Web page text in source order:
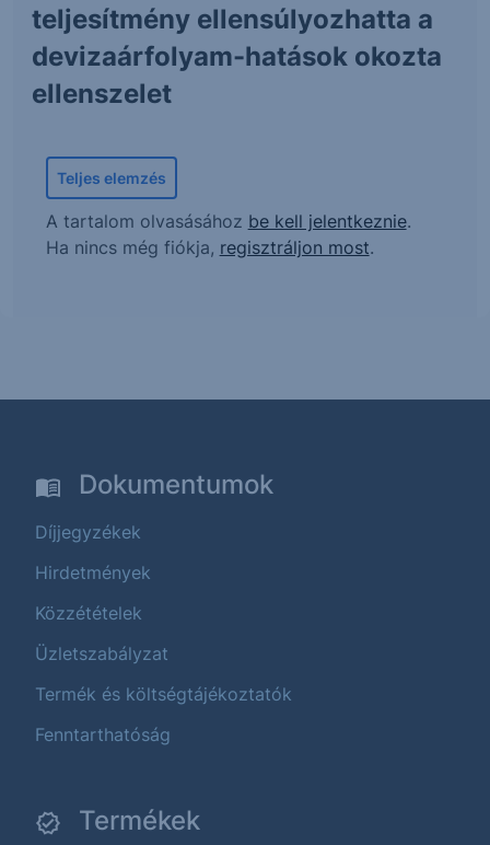
teljesítmény ellensúlyozhatta a
devizaárfolyam-hatások okozta
ellenszelet
Teljes elemzés
A tartalom olvasásához be kell jelentkeznie.
Ha nincs még fiókja, regisztráljon most.
Dokumentumok
Díjjegyzékek
Hirdetmények
Közzétételek
Üzletszabályzat
Termék és költségtájékoztatók
Fenntarthatóság
Termékek